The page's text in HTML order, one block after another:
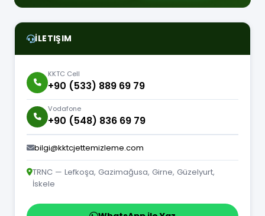
İLETIŞIM
KKTC Cell
+90 (533) 889 69 79
Vodafone
+90 (548) 836 69 79
bilgi@kktcjettemizleme.com
TRNC — Lefkoşa, Gazimağusa, Girne, Güzelyurt,
İskele